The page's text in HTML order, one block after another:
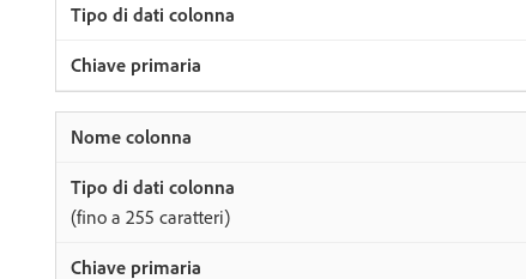
(fino a 255 caratteri)